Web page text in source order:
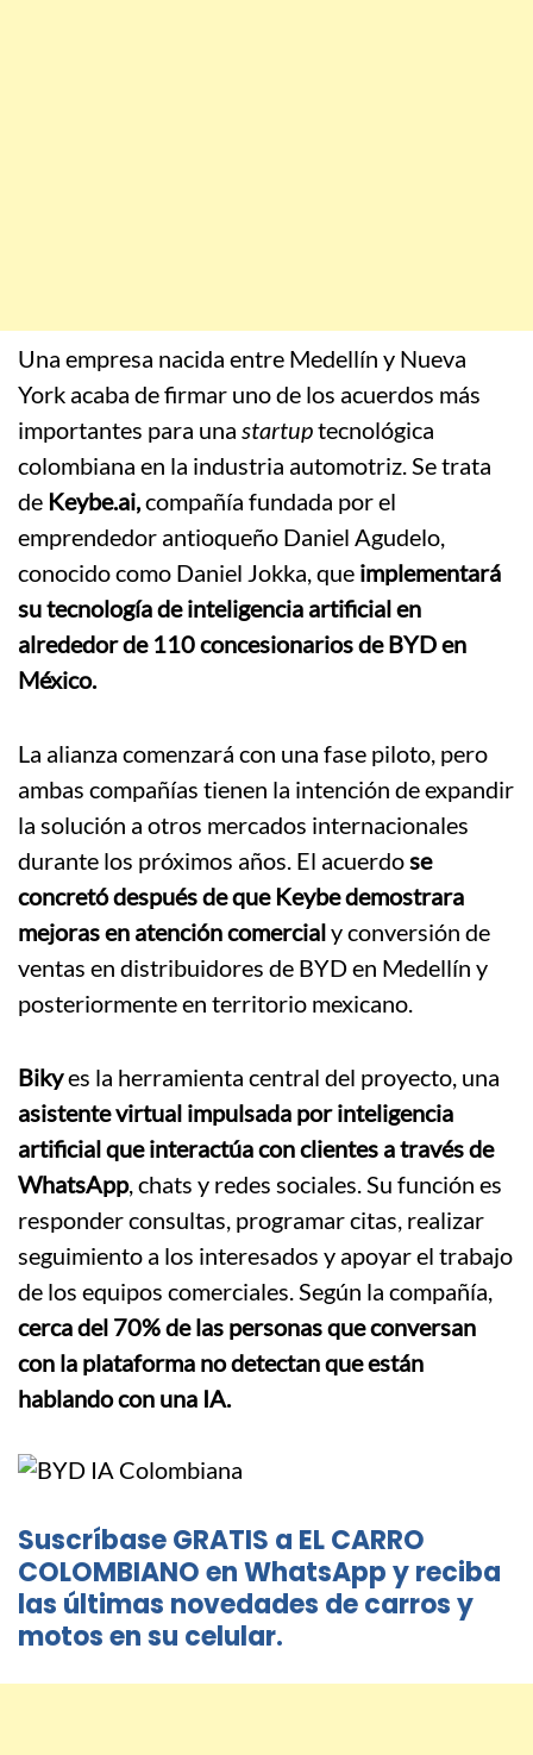
Una empresa nacida entre Medellín y Nueva
York acaba de firmar uno de los acuerdos más
importantes para una startuptecnológica
colombiana en la industria automotriz. Se trata
de Keybe.ai,compañía fundada por el
emprendedor antioqueño Daniel Agudelo,
conocido como Daniel Jokka, que implementará
su tecnología de inteligencia artificial en
alrededor de 110 concesionarios de BYD en
México.
La alianza comenzará con una fase piloto, pero
ambas compañías tienen la intención de expandir
la solución a otros mercados internacionales
durante los próximos años. El acuerdose
concretó después de que Keybe demostrara
mejoras en atención comercialy conversión de
ventas en distribuidores de BYD en Medellín y
posteriormente en territorio mexicano.
Bikyes la herramienta central del proyecto, una
asistente virtual impulsada por inteligencia
artificial que interactúa con clientes a través de
WhatsApp, chats y redes sociales. Su función es
responder consultas, programar citas, realizar
seguimiento a los interesados y apoyar el trabajo
de los equipos comerciales. Según la compañía,
cerca del 70% de las personas que conversan
con la plataforma no detectan que están
hablando con una IA.
Suscríbase GRATIS a EL CARRO
COLOMBIANO en WhatsApp y reciba
las últimas novedades de carros y
motos en su celular.